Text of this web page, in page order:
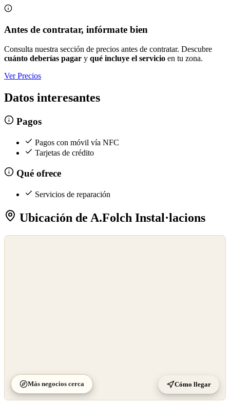
Antes de contratar, infórmate bien
Consulta nuestra sección de precios antes de contratar. Descubre
cuánto deberías pagar y qué incluye el servicio en tu zona.
Ver Precios
Datos interesantes
Pagos
Pagos con móvil vía NFC
Tarjetas de crédito
Qué ofrece
Servicios de reparación
Ubicación de A.Folch Instal·lacions
Más negocios cerca Cómo llegar